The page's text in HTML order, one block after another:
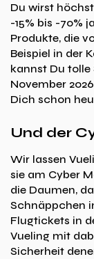
Du wirst
-15% bis -70%
Produkte, die
Beispiel in der
kannst Du
November
Dich schon
Und der
Wir lassen
sie am Cyber
die Daumen,
Schnäppchen
Flugtickets in
Vueling mit
Sicherheit